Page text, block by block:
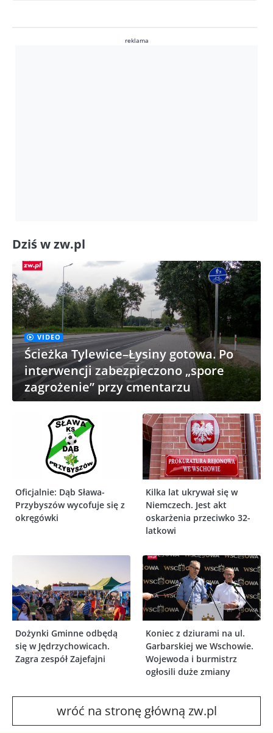
reklama
Dziś w zw.pl
VIDEO
Ścieżka Tylewice–Łysiny gotowa. Po
interwencji zabezpieczono „spore
zagrożenie” przy cmentarzu
Oficjalnie: Dąb Sława-
Przybyszów wycofuje się z
okręgówki
Kilka lat ukrywał się w
Niemczech. Jest akt
oskarżenia przeciwko 32-
latkowi
Dożynki Gminne odbędą
się w Jędrzychowicach.
Zagra zespół Zajefajni
Koniec z dziurami na ul.
Garbarskiej we Wschowie.
Wojewoda i burmistrz
ogłosili duże zmiany
wróć na stronę główną zw.pl